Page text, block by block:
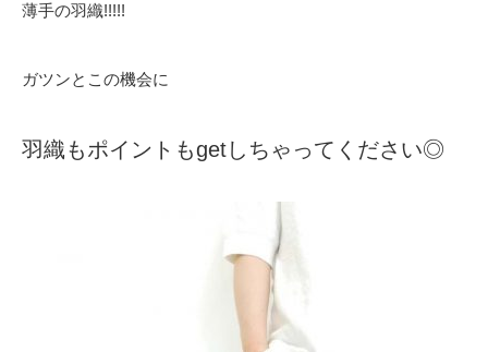
薄手の羽織!!!!!
ガツンとこの機会に
羽織もポイントもgetしちゃってください◎